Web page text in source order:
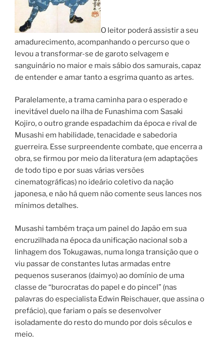
O leitor poderá assistir a seu
amadurecimento, acompanhando o percurso que o
levou a transformar-se de garoto selvagem e
sanguinário no maior e mais sábio dos samurais, capaz
de entender e amar tanto a esgrima quanto as artes.
Paralelamente, a trama caminha para o esperado e
inevitável duelo na ilha de Funashima com Sasaki
Kojiro, o outro grande espadachim da época e rival de
Musashi em habilidade, tenacidade e sabedoria
guerreira. Esse surpreendente combate, que encerra a
obra, se firmou por meio da literatura (em adaptações
de todo tipo e por suas várias versões
cinematográficas) no ideário coletivo da nação
japonesa, e não há quem não comente seus lances nos
mínimos detalhes.
Musashi também traça um painel do Japão em sua
encruzilhada na época da unificação nacional sob a
linhagem dos Tokugawas, numa longa transição que o
viu passar de constantes lutas armadas entre
pequenos suseranos (daimyo) ao domínio de uma
classe de “burocratas do papel e do pincel” (nas
palavras do especialista Edwin Reischauer, que assina o
prefácio), que fariam o país se desenvolver
isoladamente do resto do mundo por dois séculos e
meio.